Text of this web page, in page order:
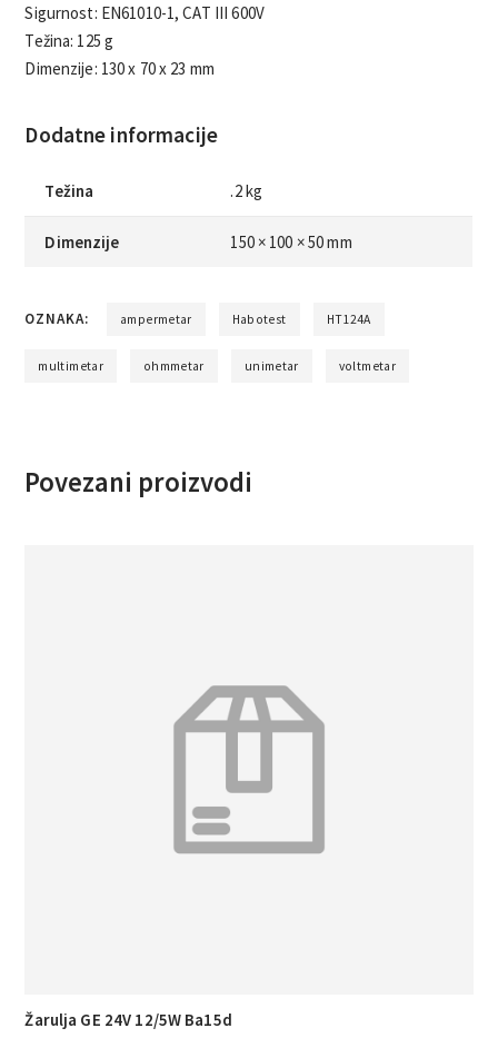
Sigurnost: EN61010-1, CAT III 600V
Težina: 125 g
Dimenzije: 130 x 70 x 23 mm
Dodatne informacije
Težina .2 kg
Dimenzije 150 × 100 × 50 mm
OZNAKA: ampermetar Habotest HT124A
multimetar ohmmetar unimetar voltmetar
Povezani proizvodi
Žarulja GE 24V 12/5W Ba15d